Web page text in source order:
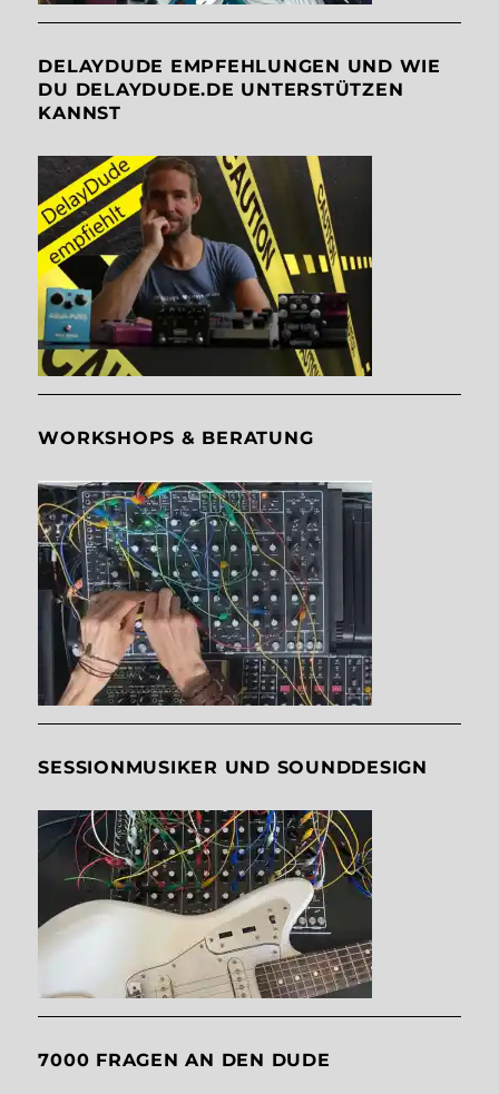
DELAYDUDE EMPFEHLUNGEN UND WIE
DU DELAYDUDE.DE UNTERSTÜTZEN
KANNST
WORKSHOPS & BERATUNG
SESSIONMUSIKER UND SOUNDDESIGN
7000 FRAGEN AN DEN DUDE